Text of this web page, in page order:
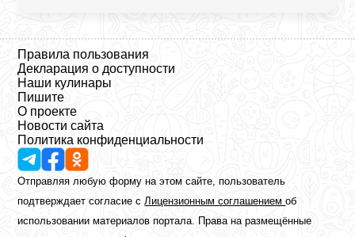
Правила пользования
Декларация о доступности
Наши кулинары
Пишите
О проекте
Новости сайта
Политика конфиденциальности
Отправляя любую форму на этом сайте, пользователь
подтверждает согласие сЛицензионным соглашениемоб
использовании материалов портала. Права на размещённые